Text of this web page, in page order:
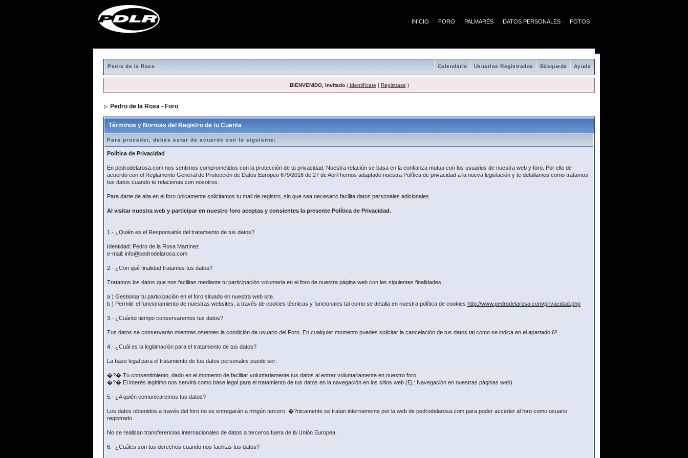
INICIO FORO PALMARÉS DATOS PERSONALES FOTOS
Pedro de la Rosa Ayuda
Búsqueda
Usuarios Registrados
Calendario
BIENVENIDO, Invitado( Identifícate | Registrase )
Pedro de la Rosa - Foro
Términos y Normas del Registro de tu Cuenta
Para proceder, debes estar de acuerdo con lo siguiente:
Política de Privacidad
En pedrodelarosa.com nos sentimos comprometidos con la protección de tu privacidad. Nuestra relación se basa en la confianza mutua con los usuarios de nuestra web y foro. Por ello de
acuerdo con el Reglamento General de Protección de Datos Europeo 679/2016 de 27 de Abril hemos adaptado nuestra Política de privacidad a la nueva legislación y te detallamos como tratamos
tus datos cuando te relacionas con nosotros.
Para darte de alta en el foro únicamente solicitamos tu mail de registro, sin que sea necesario facilita datos personales adicionales.
Al visitar nuestra web y participar en nuestro foro aceptas y consientes la presente Política de Privacidad.
1.- ¿Quién es el Responsable del tratamiento de tus datos?
Identidad: Pedro de la Rosa Martínez
e-mail: info@pedrodelarosa.com
2.- ¿Con qué finalidad tratamos tus datos?
Tratamos los datos que nos facilitas mediante tu participación voluntaria en el foro de nuestra página web con las siguientes finalidades:
a ) Gestionar tu participación en el foro situado en nuestra web site.
b ) Permitir el funcionamiento de nuestras websites, a través de cookies técnicas y funcionales tal como se detalla en nuestra política de cookies http://www.pedrodelarosa.com/privacidad.php
3.- ¿Cuánto tiempo conservaremos tus datos?
Tus datos se conservarán mientras ostentes la condición de usuario del Foro. En cualquier momento puedes solicitar la cancelación de tus datos tal como se indica en el apartado 6º.
4.- ¿Cuál es la legitimación para el tratamiento de tus datos?
La base legal para el tratamiento de tus datos personales puede ser:
�?� Tu consentimiento, dado en el momento de facilitar voluntariamente tus datos al entrar voluntariamente en nuestro foro.
�?� El interés legítimo nos servirá como base legal para el tratamiento de tus datos en la navegación en los sitios web (Ej.: Navegación en nuestras páginas web)
5.- ¿A quién comunicaremos tus datos?
Los datos obtenidos a través del foro no se entregarán a ningún tercero. �?nicamente se tratan internamente por la web de pedrodelarosa.com para poder acceder al foro como usuario
registrado.
No se realizan transferencias internacionales de datos a terceros fuera de la Unión Europea.
6.- ¿Cuáles son tus derechos cuando nos facilitas tus datos?